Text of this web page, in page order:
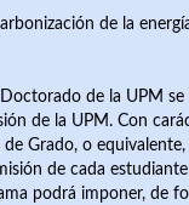
de la
de la UPM
de la UPM. Con
Grado, o
de cada
podrá imponer, de